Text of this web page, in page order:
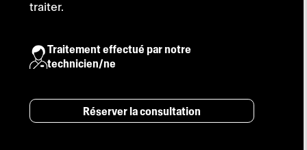
traiter.
Traitement effectué par notre
technicien/ne
Réserver la consultation